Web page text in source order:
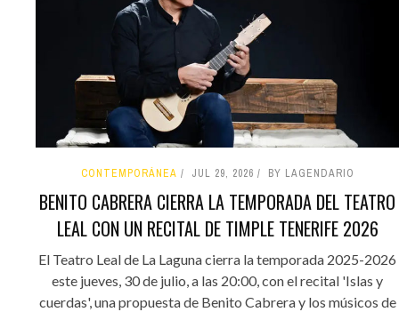
CONTEMPORÁNEA JUL 29, 2026 BY LAGENDARIO
BENITO CABRERA CIERRA LA TEMPORADA DEL TEATRO
LEAL CON UN RECITAL DE TIMPLE TENERIFE 2026
El Teatro Leal de La Laguna cierra la temporada 2025-2026
este jueves, 30 de julio, a las 20:00, con el recital 'Islas y
cuerdas', una propuesta de Benito Cabrera y los músicos de